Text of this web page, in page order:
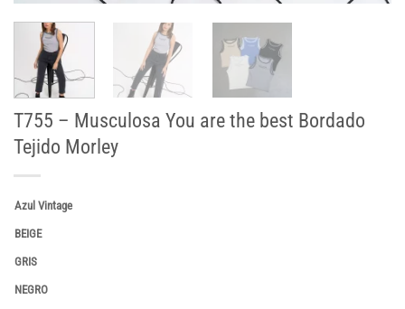
T755 – Musculosa You are the best Bordado
Tejido Morley
Azul Vintage
BEIGE
GRIS
NEGRO